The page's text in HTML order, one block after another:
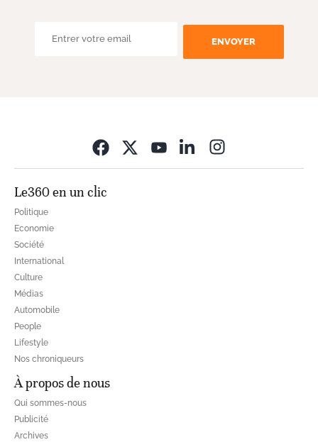
ENVOYER
Le360 en un clic
Politique
Economie
Société
International
Culture
Médias
Automobile
People
Lifestyle
Nos chroniqueurs
À propos de nous
Qui sommes-nous
Publicité
Archives